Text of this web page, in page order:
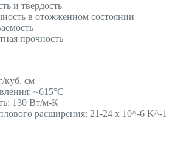
и твердость
в отожженном состоянии
прочность
куб. см
~615°C
130 Вт/м-К
расширения: 21-24 x 10^-6 K^-1